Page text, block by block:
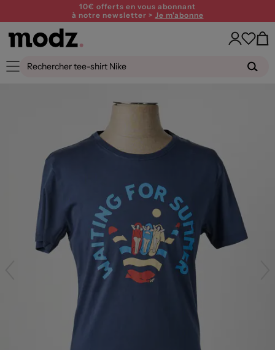
10€ offerts en vous abonnant
à notre newsletter > Je m'abonne